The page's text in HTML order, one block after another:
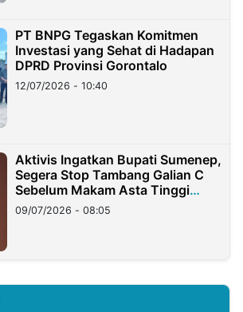
PT BNPG Tegaskan Komitmen
Investasi yang Sehat di Hadapan
DPRD Provinsi Gorontalo
12/07/2026 - 10:40
Aktivis Ingatkan Bupati Sumenep,
Segera Stop Tambang Galian C
Sebelum Makam Asta Tinggi
Longsor
09/07/2026 - 08:05